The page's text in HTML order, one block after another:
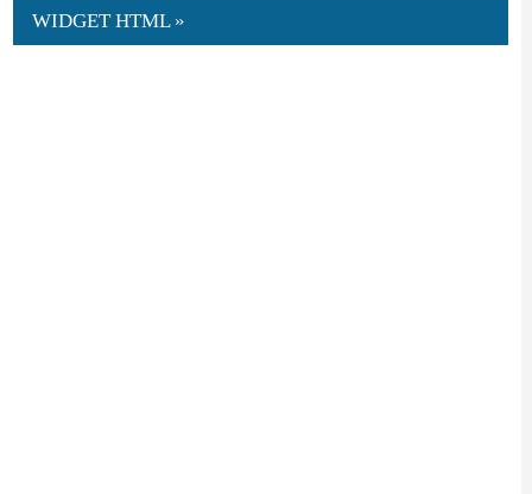
WIDGET HTML »